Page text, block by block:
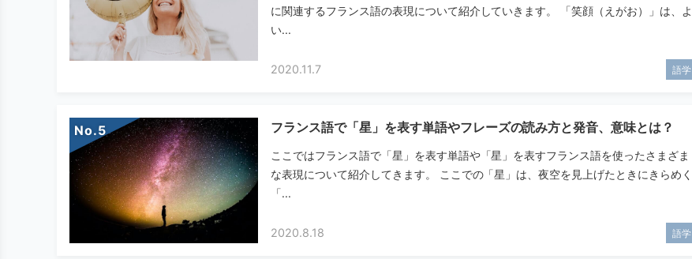
に関連するフランス語の表現について紹介していきます。 「笑顔（えがお）」は、よ
い...
2020.11.7 語学
No. フランス語で「星」を表す単語やフレーズの読み方と発音、意味とは？
ここではフランス語で「星」を表す単語や「星」を表すフランス語を使ったさまざま
な表現について紹介してきます。 ここでの「星」は、夜空を見上げたときにきらめく
「...
2020.8.18 語学